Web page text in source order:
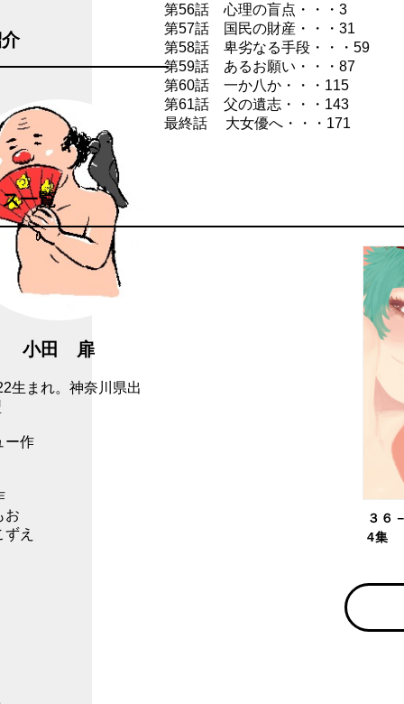
小田 扉
生まれ。神奈川県出
ー作
お
え
第56話 心理の盲点・・・3
第57話 国民の財産・・・31
第58話 卑劣なる手段・・・59
第59話 あるお願い・・・87
第60話 一か八か・・・115
第61話 父の遺志・・・143
最終話 大女優へ・・・171
一覧
３６
4集